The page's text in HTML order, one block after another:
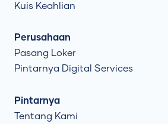
Kuis Keahlian
Perusahaan
Pasang Loker
Pintarnya Digital Services
Pintarnya
Tentang Kami